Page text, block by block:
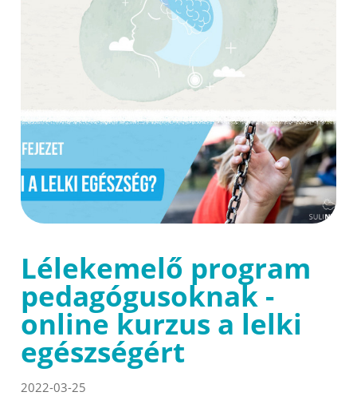
Lélekemelő program
pedagógusoknak -
online kurzus a lelki
egészségért
2022-03-25